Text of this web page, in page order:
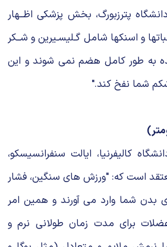
پترزبورگ، بخش پزشکی اظــهار
و اسنکها شامل گـلیسـیرین و شــکر
به طور کامل هضم نمی شوند و این
شما نفخ کند."
کالیفرنیا، ایالت سنفرانسیسکو،
است که: "ورزش های سنگین، فشار
بدن شما وارد می آورند و همین امر
برای مدت زمان طولانی نرم و